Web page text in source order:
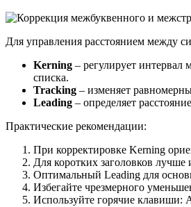
Для управления расстоянием между
Kerning – регулирует
списка.
Tracking – изменяет
Leading – определяет
Практические рекомендации:
При корректировке Kerning
Для коротких заголовков лучше
Оптимальный Leading для
Избегайте чрезмерного
Используйте горячие клавиши: